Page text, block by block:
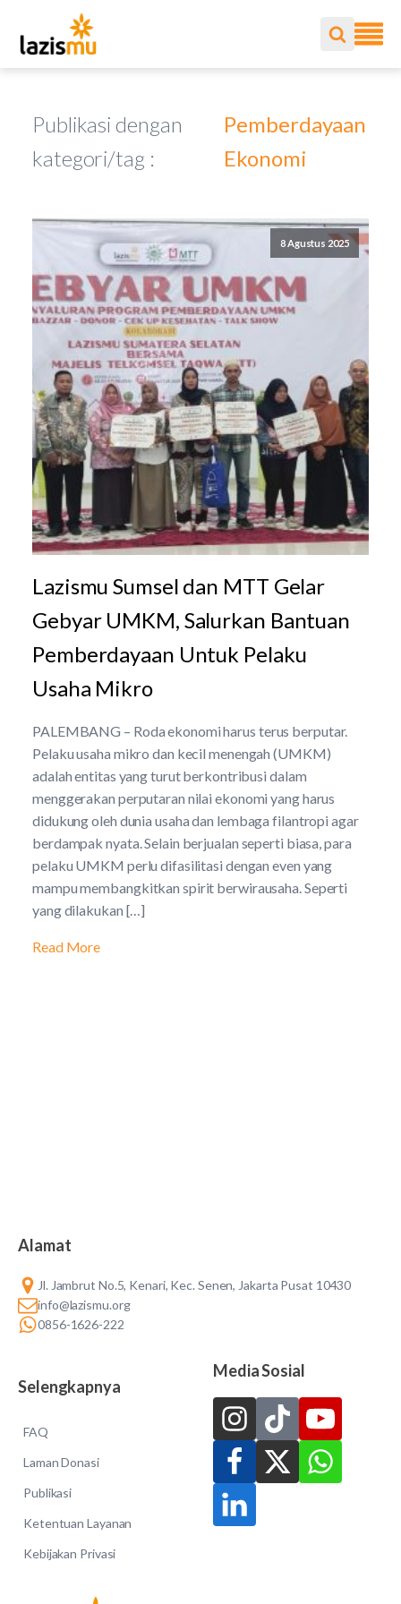
Publikasi dengan
kategori/tag :
Pemberdayaan
Ekonomi
8 Agustus 2025
Lazismu Sumsel dan MTT Gelar
Gebyar UMKM, Salurkan Bantuan
Pemberdayaan Untuk Pelaku
Usaha Mikro
PALEMBANG – Roda ekonomi harus terus berputar.
Pelaku usaha mikro dan kecil menengah (UMKM)
adalah entitas yang turut berkontribusi dalam
menggerakan perputaran nilai ekonomi yang harus
didukung oleh dunia usaha dan lembaga filantropi agar
berdampak nyata. Selain berjualan seperti biasa, para
pelaku UMKM perlu difasilitasi dengan even yang
mampu membangkitkan spirit berwirausaha. Seperti
yang dilakukan […]
Read More
Alamat
Jl. Jambrut No.5, Kenari, Kec. Senen, Jakarta Pusat 10430
info@lazismu.org
0856-1626-222
Selengkapnya
FAQ
Laman Donasi
Publikasi
Ketentuan Layanan
Kebijakan Privasi
Media Sosial